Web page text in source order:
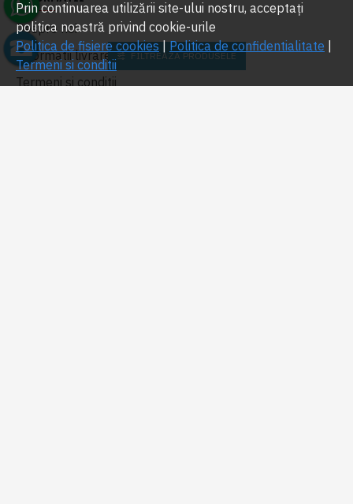
Despre noi
Informatii livrare
Termeni si conditii
Prin continuarea utilizării site-ului nostru, acceptați
politica noastră privind cookie-urile
Politica de fisiere cookies|Politica de confidentialitate
Termeni si conditii
FILTREAZA PRODUSELE